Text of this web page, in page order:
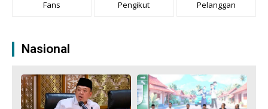
Fans Pengikut Pelanggan
Nasional